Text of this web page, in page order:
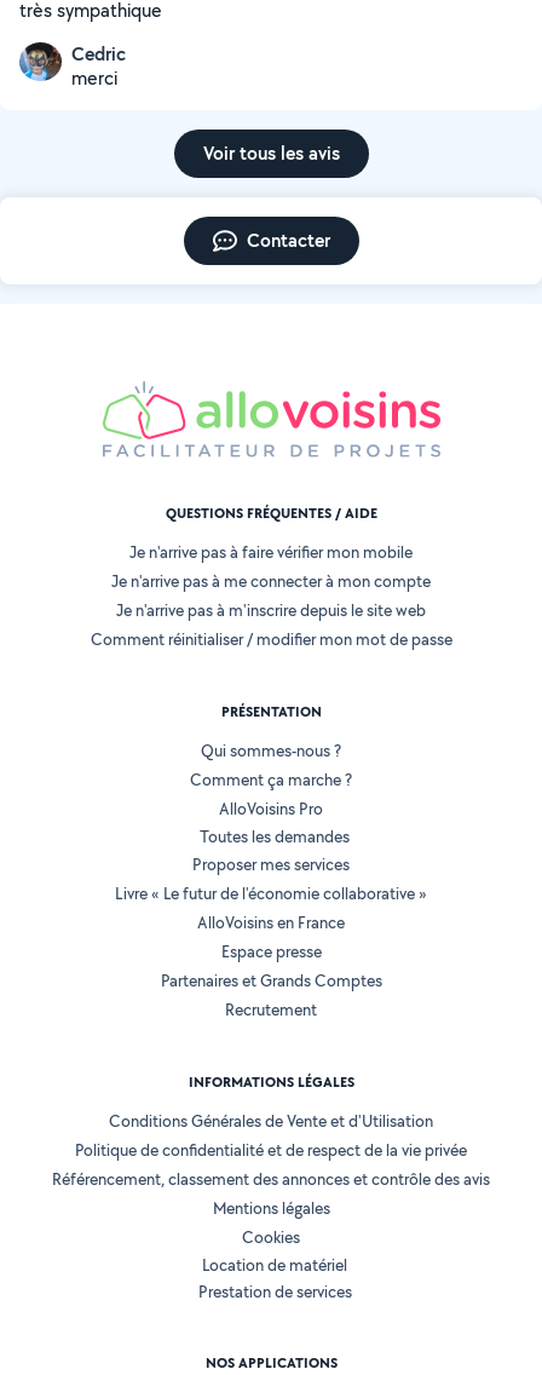
très sympathique
Cedric
merci
Voir tous les avis
Contacter
QUESTIONS FRÉQUENTES / AIDE
Je n'arrive pas à faire vérifier mon mobile
Je n'arrive pas à me connecter à mon compte
Je n'arrive pas à m'inscrire depuis le site web
Comment réinitialiser / modifier mon mot de passe
PRÉSENTATION
Qui sommes-nous ?
Comment ça marche ?
AlloVoisins Pro
Toutes les demandes
Proposer mes services
Livre « Le futur de l'économie collaborative »
AlloVoisins en France
Espace presse
Partenaires et Grands Comptes
Recrutement
INFORMATIONS LÉGALES
Conditions Générales de Vente et d'Utilisation
Politique de confidentialité et de respect de la vie privée
Référencement, classement des annonces et contrôle des avis
Mentions légales
Cookies
Location de matériel
Prestation de services
NOS APPLICATIONS